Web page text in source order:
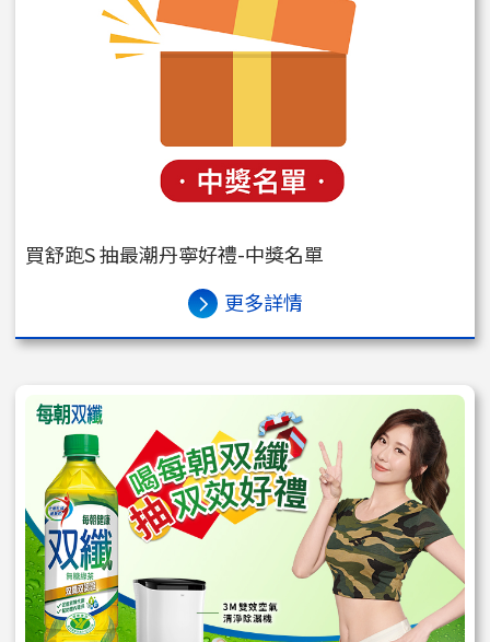
買舒跑S 抽最潮丹寧好禮-中獎名單
更多詳情